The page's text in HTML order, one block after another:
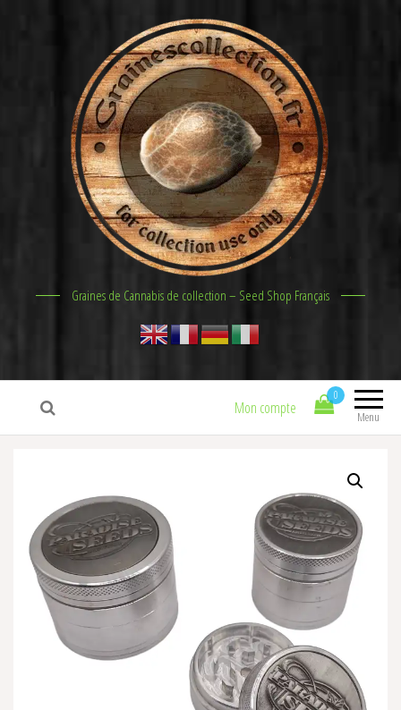
Graines de Cannabis de collection – Seed Shop Français
Menu
0
Mon compte